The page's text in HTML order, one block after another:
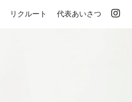
リクルート 代表あいさつ